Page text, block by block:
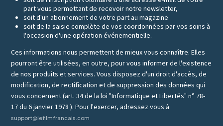
part vous permettant de recevoir notre newsletter,
soit d'un abonnement de votre part au magazine
soit de la saisie complète de vos coordonnées par vos soins à
l'occasion d'une opération événementielle.
Ces informations nous permettent de mieux vous connaître. Elles
pourront être utilisées, en outre, pour vous informer de l'existence
de nos produits et services. Vous disposez d'un droit d'accès, de
modification, de rectification et de suppression des données qui
vous concernent (art. 34 de la loi "Informatique et Libertés" n° 78-
17 du 6 janvier 1978 ). Pour l'exercer, adressez vous à
support@lefilmfrancais.com